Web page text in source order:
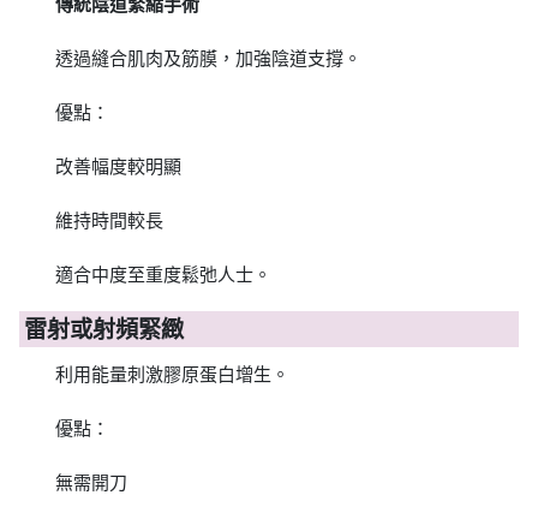
透過縫合肌肉及筋膜，加強陰道支撐。
優點：
改善幅度較明顯
維持時間較長
適合中度至重度鬆弛人士。
雷射或射頻緊緻
利用能量刺激膠原蛋白增生。
優點：
無需開刀